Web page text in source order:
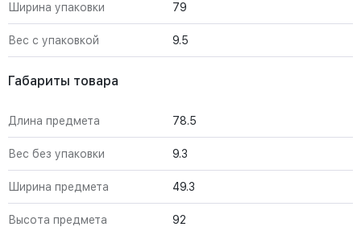
Ширина упаковки 79
Вес с упаковкой 9.5
Габариты товара
Длина предмета 78.5
Вес без упаковки 9.3
Ширина предмета 49.3
Высота предмета 92